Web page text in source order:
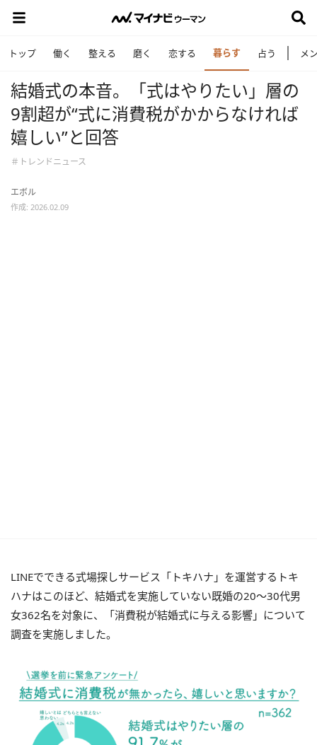
トップ 働く 整える 磨く 恋する 暮らす 占う メ
結婚式の本音。「式はやりたい」層の
9割超が“式に消費税がかからなければ
嬉しい”と回答
＃トレンドニュース
エボル
作成: 2026.02.09
LINEでできる式場探しサービス「トキハナ」を運営するトキ
ハナはこのほど、結婚式を実施していない既婚の20〜30代男
女362名を対象に、「消費税が結婚式に与える影響」について
調査を実施しました。